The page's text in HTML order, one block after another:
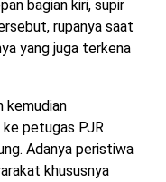
bagian kiri, supir
rupanya saat
yang juga terkena
kemudian
petugas PJR
Adanya peristiwa
khususnya